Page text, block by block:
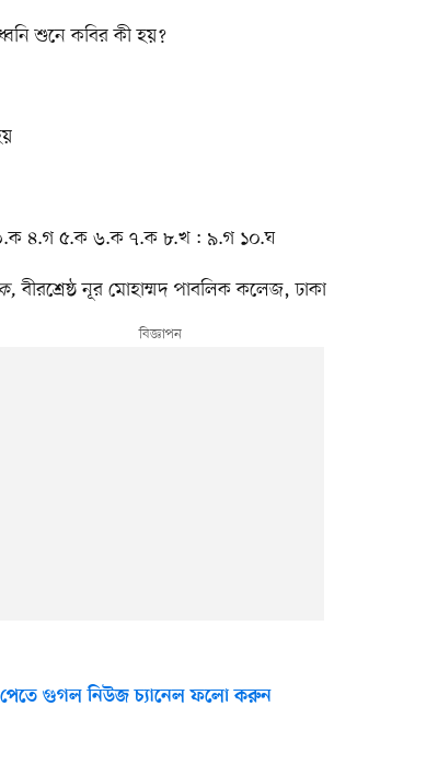
শুনে কবির কী হয়?
৪.গ ৫.ক ৬.ক ৭.ক ৮.খ : ৯.গ ১০.ঘ
বীরশ্রেষ্ঠ নূর মোহাম্মদ পাবলিক কলেজ, ঢাকা
গুগল নিউজ চ্যানেল ফলো করুন